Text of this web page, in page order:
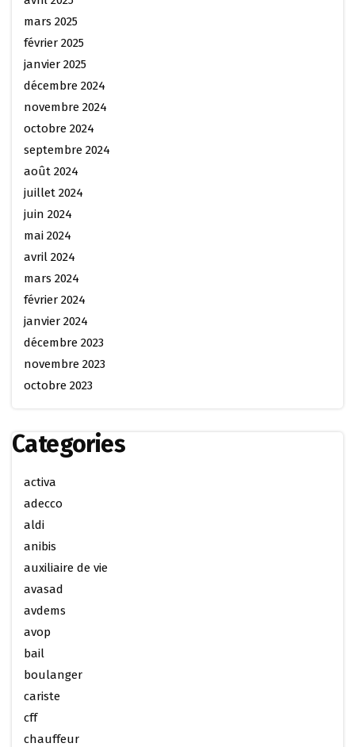
mars 2025
février 2025
janvier 2025
décembre 2024
novembre 2024
octobre 2024
septembre 2024
août 2024
juillet 2024
juin 2024
mai 2024
avril 2024
mars 2024
février 2024
janvier 2024
décembre 2023
novembre 2023
octobre 2023
Categories
activa
adecco
aldi
anibis
auxiliaire de vie
avasad
avdems
avop
bail
boulanger
cariste
cff
chauffeur